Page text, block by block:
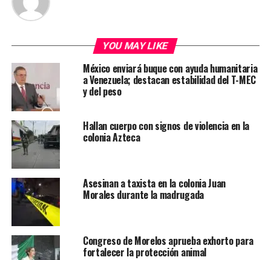
YOU MAY LIKE
México enviará buque con ayuda humanitaria
a Venezuela; destacan estabilidad del T-MEC
y del peso
Hallan cuerpo con signos de violencia en la
colonia Azteca
Asesinan a taxista en la colonia Juan
Morales durante la madrugada
Congreso de Morelos aprueba exhorto para
fortalecer la protección animal